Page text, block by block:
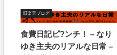
の本を熱心に朝まで読んでいた
ようで、寝坊しておりました。
ま、子供達は学校休みだからい
いんですけど。私は子供達の朝
飯作って、ささっとス...
旧楽天ブログ
食費日記ピ?ンチ！ – なり
ゆき主夫のリアルな日常 –